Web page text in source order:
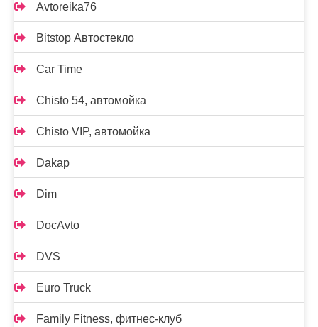
Avtoreika76
Bitstop Автостекло
Car Time
Chisto 54, автомойка
Chisto VIP, автомойка
Dakap
Dim
DocAvto
DVS
Euro Truck
Family Fitness, фитнес-клуб